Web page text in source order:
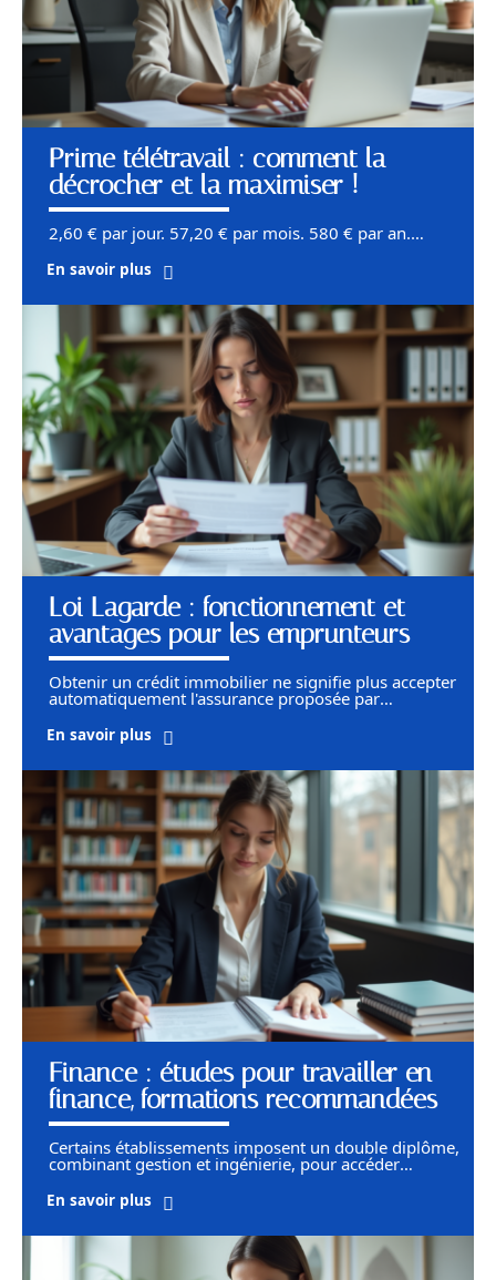
Prime télétravail : comment la
décrocher et la maximiser !
2,60 € par jour. 57,20 € par mois. 580 € par an.…
En savoir plus
Loi Lagarde : fonctionnement et
avantages pour les emprunteurs
Obtenir un crédit immobilier ne signifie plus accepter
automatiquement l'assurance proposée par…
En savoir plus
Finance : études pour travailler en
finance, formations recommandées
Certains établissements imposent un double diplôme,
combinant gestion et ingénierie, pour accéder…
En savoir plus